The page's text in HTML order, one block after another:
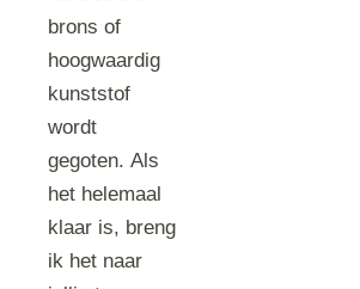
brons of
hoogwaardig
kunststof
wordt
gegoten. Als
het helemaal
klaar is, breng
ik het naar